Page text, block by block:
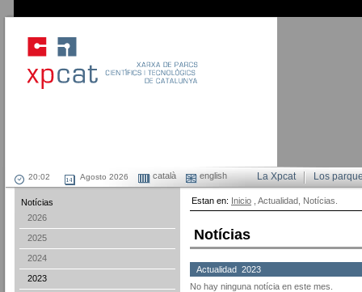
Agosto 2026 català english Los
La Xpcat
Notícias
2026
2025
2024
2023
Estan en: Inicio , Actualidad, Notícias.
Notícias
Actualidad 2023
No hay ninguna notícia en este mes.